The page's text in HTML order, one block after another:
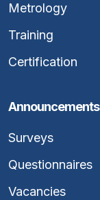
Metrology
Training
Certification
Announcements
Surveys
Questionnaires
Vacancies